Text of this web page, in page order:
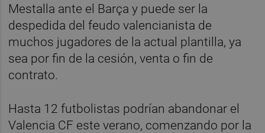
Mestalla ante el Barça y puede ser la
despedida del feudo valencianista de
muchos jugadores de la actual plantilla, ya
sea por fin de la cesión, venta o fin de
contrato.
Hasta 12 futbolistas podrían abandonar el
Valencia CF este verano, comenzando por la